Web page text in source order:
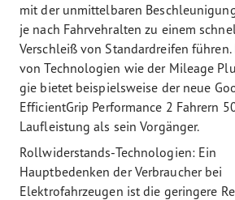
mit der unmittelbaren
je nach Fahrvehralten zu einem
Verschleiß von Standardreifen
von Technologien wie der Mileage
gie bietet beispielsweise der neue
EfficientGrip Performance 2 Fahrern
Laufleistung als sein Vorgänger.
Rollwiderstands-Technologien: Ein
Hauptbedenken der Verbraucher bei
Elektrofahrzeugen ist die geringere